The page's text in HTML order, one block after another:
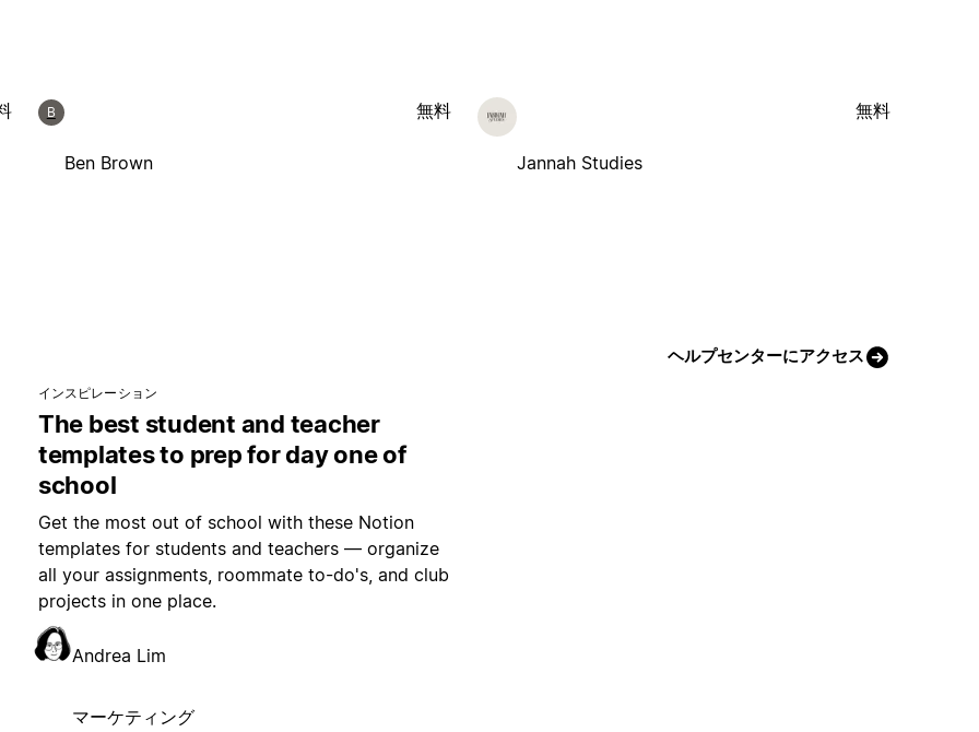
B
Ben Brown
無料
Jannah Studies
無料
ヘルプセンターにアクセス
インスピレーション
The best student and teacher
templates to prep for day one of
school
Get the most out of school with these Notion
templates for students and teachers — organize
all your assignments, roommate to-do's, and club
projects in one place.
Andrea Lim
マーケティング